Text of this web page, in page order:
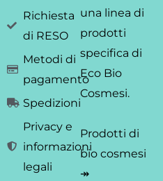
Richiesta
di RESO
Metodi di
pagamento
Spedizioni
Privacy e
informazioni
legali
una linea di
prodotti
specifica di
Eco Bio
Cosmesi.
Prodotti di
bio cosmesi
↠